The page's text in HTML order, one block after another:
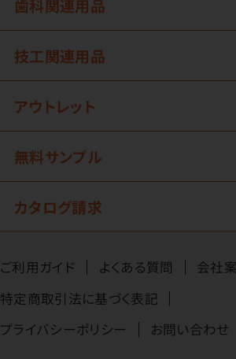
歯科関連用品
技工関連用品
アウトレット
無料サンプル
カタログ請求
ご利用ガイド よくある質問
会社
特定商取引法に基づく表記
プライバシーポリシー
お問い合わせ